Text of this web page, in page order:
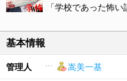
「学校であった怖
基本情報
管理人 嵩美一基